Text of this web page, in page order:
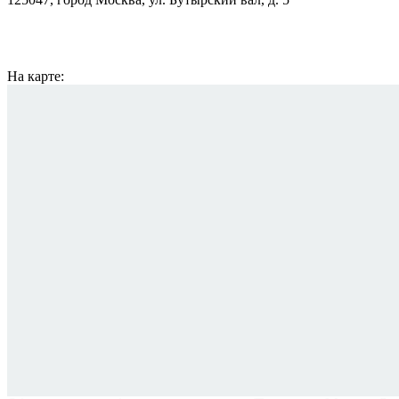
На карте: